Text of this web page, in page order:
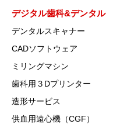
デジタル歯科&デンタル
デンタルスキャナー
CADソフトウェア
ミリングマシン
歯科用３Dプリンター
造形サービス
供血用遠心機（CGF）